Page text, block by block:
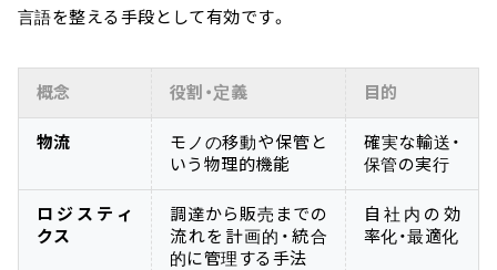
言語を整える手段として有効です。
概念 役割・定義 目的
物流
モノの移動や保管と
いう物理的機能
確実な輸送・
保管の実行
ロジスティ
クス
調達から販売までの
流れを計画的・統合
的に管理する手法
自社内の効
率化・最適化